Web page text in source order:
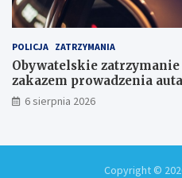
POLICJA ZATRZYMANIA
Obywatelskie
zakazem prowadzenia auta
6 sierpnia 2026
Copyright ©